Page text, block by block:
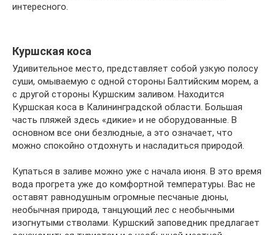
интересного.
Куршская коса
Удивительное место, представляет собой узкую полосу
суши, омываемую с одной стороны Балтийским морем, а
с другой стороны Куршским заливом. Находится
Куршская коса в Калининградской области. Большая
часть пляжей здесь «дикие» и не оборудованные. В
основном все они безлюдные, а это означает, что
можно спокойно отдохнуть и насладиться природой.
Купаться в заливе можно уже с начала июня. В это время
вода прогрета уже до комфортной температуры. Вас не
оставят равнодушным огромные песчаные дюны,
необычная природа, танцующий лес с необычными
изогнутыми стволами. Куршский заповедник предлагает